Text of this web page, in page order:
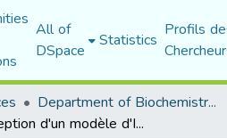
All of
DSpace Statistics Profils
Department of Biochemistry and Microbiology
Conception d'un modèle d'IA dédié à l'identification de métabolites inconnus en exploitant les données NMR